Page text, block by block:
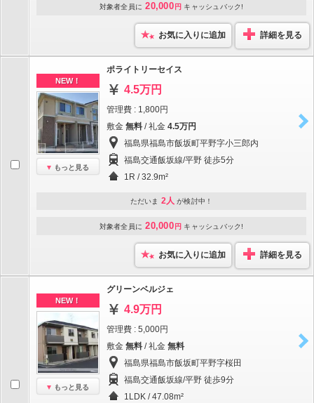
対象者全員に 20,000 円 キャッシュバック!
お気に入りに追加 詳細を見る
NEW！
もっと見る
ポライトリーセイス
4.5万円
管理費 : 1,800円
敷金 無料 / 礼金 4.5万円
福島県福島市飯坂町平野字小三郎内
福島交通飯坂線/平野 徒歩5分
1R / 32.9m²
ただいま 2人 が検討中！
対象者全員に 20,000 円 キャッシュバック!
お気に入りに追加 詳細を見る
NEW！
もっと見る
グリーンベルジェ
4.9万円
管理費 : 5,000円
敷金 無料 / 礼金 無料
福島県福島市飯坂町平野字桜田
福島交通飯坂線/平野 徒歩9分
1LDK / 47.08m²